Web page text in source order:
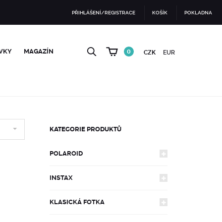
PŘIHLÁŠENÍ/REGISTRACE KOŠÍK POKLADNA
MAGAZÍN 0 CZK EUR
KATEGORIE PRODUKTŮ
POLAROID
FOTOAPARÁTY
600
INSTAX
FOTOAPARÁTY
KLASICKÁ FOTKA